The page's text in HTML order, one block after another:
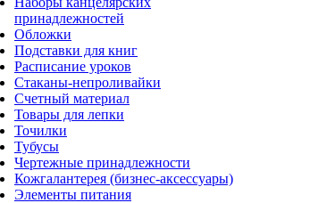
принадлежностей
Обложки
Подставки для книг
Расписание уроков
Стаканы-непроливайки
Счетный материал
Товары для лепки
Точилки
Тубусы
Чертежные принадлежности
Кожгалантерея (бизнес-аксессуары)
Элементы питания